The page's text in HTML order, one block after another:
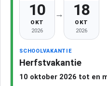
10
OKT
2026
→ 18
OKT
2026
SCHOOLVAKANTIE
Herfstvakantie
10 oktober 2026 tot en